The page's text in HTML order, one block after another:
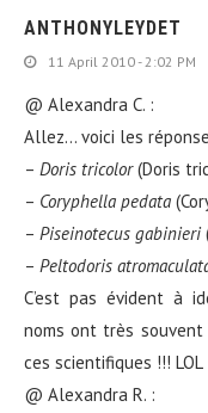
ANTHONYLEYDET
11 April 2010 - 2:02 PM
@ Alexandra C. :
Allez… voici les
– Doris tricolor(Doris
– Coryphella pedata
– Piseinotecus gabinieri
– Peltodoris
C’est pas évident à
noms ont très
ces scientifiques !!! LOL
@ Alexandra R. :